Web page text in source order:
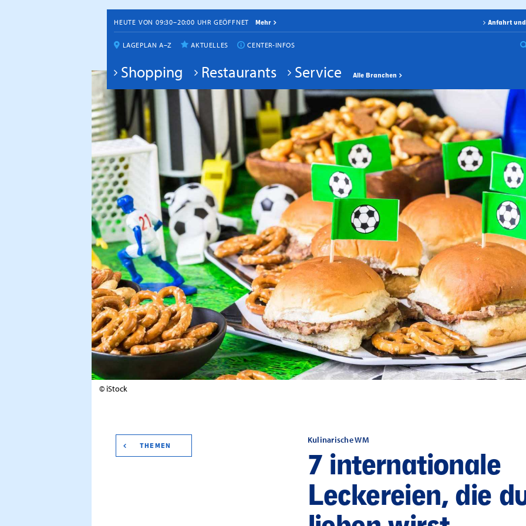
HEUTE VON 09:30–20:00 UHR GEÖFFNET Mehr Anfahrt
LAGEPLAN A–Z AKTUELLES CENTER-INFOS
Shopping Restaurants Service Alle Branchen
© iStock
THEMEN
Kulinarische WM
7 internationale
Leckereien, die